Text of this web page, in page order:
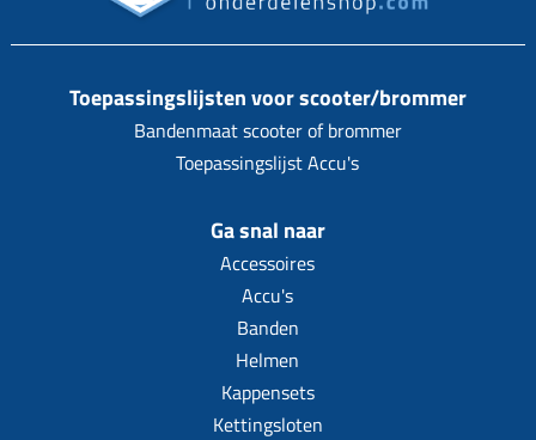
Toepassingslijsten voor scooter/brommer
Bandenmaat scooter of brommer
Toepassingslijst Accu's
Ga snal naar
Accessoires
Accu's
Banden
Helmen
Kappensets
Kettingsloten